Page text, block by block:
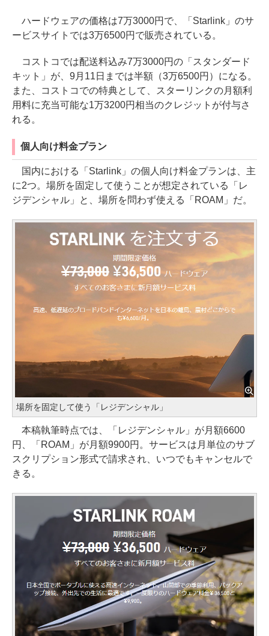
ハードウェアの価格は7万3000円で、「Starlink」のサ
ービスサイトでは3万6500円で販売されている。
コストコでは配送料込み7万3000円の「スタンダード
キット」が、9月11日までは半額（3万6500円）になる。
また、コストコでの特典として、スターリンクの月額利
用料に充当可能な1万3200円相当のクレジットが付与さ
れる。
個人向け料金プラン
国内における「Starlink」の個人向け料金プランは、主
に2つ。場所を固定して使うことが想定されている「レ
ジデンシャル」と、場所を問わず使える「ROAM」だ。
場所を固定して使う「レジデンシャル」
本稿執筆時点では、「レジデンシャル」が月額6600
円、「ROAM」が月額9900円。サービスは月単位のサブ
スクリプション形式で請求され、いつでもキャンセルで
きる。